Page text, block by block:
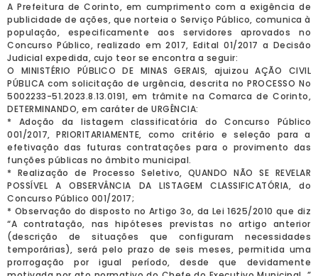
A Prefeitura de Corinto, em cumprimento com a exigência de
publicidade de ações, que norteia o Serviço Público, comunica à
população, especificamente aos servidores aprovados no
Concurso Público, realizado em 2017, Edital 01/2017 a Decisão
Judicial expedida, cujo teor se encontra a seguir:
O MINISTÉRIO PÚBLICO DE MINAS GERAIS, ajuizou AÇÃO CIVIL
PÚBLICA com solicitação de urgência, descrita no PROCESSO No
5002233-51.2023.8.13.0191, em trâmite na Comarca de Corinto,
DETERMINANDO, em caráter de URGÊNCIA:
* Adoção da listagem classificatória do Concurso Público
001/2017, PRIORITARIAMENTE, como critério e seleção para a
efetivação das futuras contratações para o provimento das
funções públicas no âmbito municipal.
* Realização de Processo Seletivo, QUANDO NÃO SE REVELAR
POSSÍVEL A OBSERVÂNCIA DA LISTAGEM CLASSIFICATÓRIA, do
Concurso Público 001/2017;
* Observação do disposto no Artigo 3o, da Lei 1625/2010 que diz
“A contratação, nas hipóteses previstas no artigo anterior
(descrição de situações que configuram necessidades
temporárias), será pelo prazo de seis meses, permitida uma
prorrogação por igual período, desde que devidamente